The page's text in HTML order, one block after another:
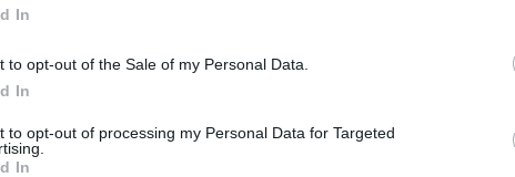
In
to opt-out of the Sale of my Personal Data.
In
to opt-out of processing my Personal Data for Targeted
In